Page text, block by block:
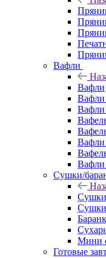
Вафли
Вафли
Вафли
Вафли
Вафли
Вафли
Сушки/
Сушки
Мини
Готовые